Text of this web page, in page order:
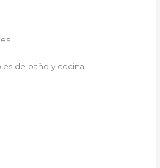
de baño y cocina